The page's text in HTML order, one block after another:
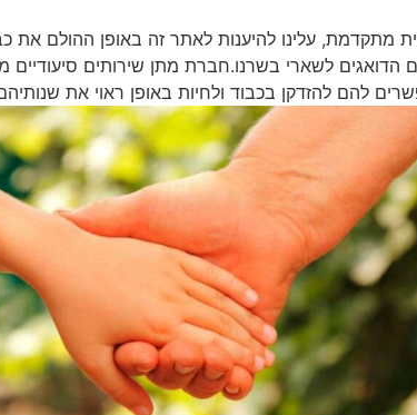
מתקדמת, עלינו להיענות לאתר זה באופן ההולם את
הדואגים לשארי בשרנו.חברת מתן שירותים
להם להזדקן בכבוד ולחיות באופן ראוי את